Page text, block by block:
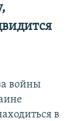
войны
в